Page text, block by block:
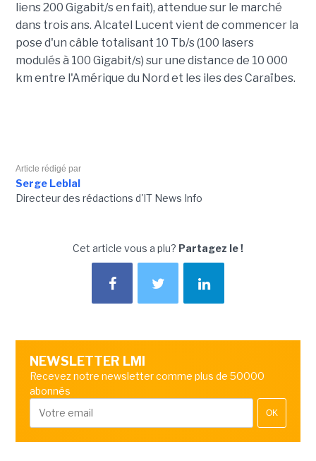
liens 200 Gigabit/s en fait), attendue sur le marché
dans trois ans. Alcatel Lucent vient de commencer la
pose d'un câble totalisant 10 Tb/s (100 lasers
modulés à 100 Gigabit/s) sur une distance de 10 000
km entre l'Amérique du Nord et les iles des Caraïbes.
Article rédigé par
Serge Leblal
Directeur des rédactions d'IT News Info
Cet article vous a plu? Partagez le !
NEWSLETTER LMI
Recevez notre newsletter comme plus de 50000
abonnés
OK